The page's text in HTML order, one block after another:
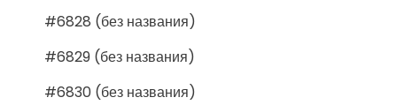
#6828 (без названия)
#6829 (без названия)
#6830 (без названия)